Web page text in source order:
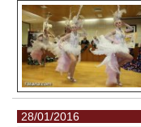
28/01/2016